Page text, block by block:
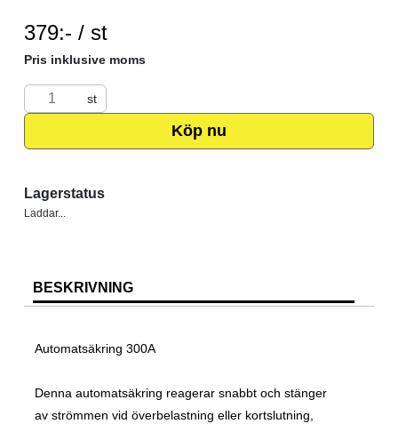
379:- / stSEK per ST
Pris inklusive moms
st
Köp nu
Lagerstatus
Laddar...
BESKRIVNING
Automatsäkring 300A
Denna automatsäkring reagerar snabbt och stänger
av strömmen vid överbelastning eller kortslutning,